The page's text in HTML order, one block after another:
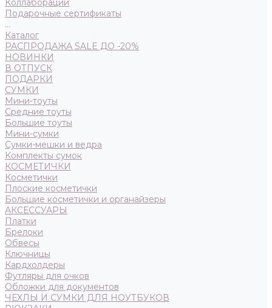
Коллаборации
Подарочные сертификаты
...
Каталог
РАСПРОДАЖА SALE ДО -20%
НОВИНКИ
В ОТПУСК
ПОДАРКИ
СУМКИ
Мини-тоуты
Средние тоуты
Большие тоуты
Мини-сумки
Сумки-мешки и ведра
Комплекты сумок
КОСМЕТИЧКИ
Косметички
Плоские косметички
Большие косметички и органайзеры
АКСЕССУАРЫ
Платки
Брелоки
Обвесы
Ключницы
Кардхолдеры
Футляры для очков
Обложки для документов
ЧЕХЛЫ И СУМКИ ДЛЯ НОУТБУКОВ